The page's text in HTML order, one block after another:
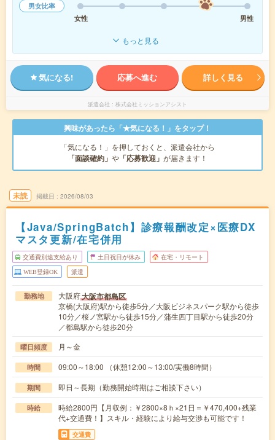
男女比率
女性
男性
もっと見る
気になる! 応募へ進む 詳しく見る
派遣会社 株式会社ミッションアシスト
興味があったら「★気になる！」をタップ！
「気になる！」を押しておくと、派遣会社から
「面談確約」 や 「応募歓迎」 が届きます！
未読 掲載日 2026/08/03
【Java/SpringBatch】診療報酬改定×医療DX
マスタ更新/在宅併用
交通費別途支給あり 土日祝日が休み 在宅・リモート
WEB登録OK 派遣
勤務地 大阪府大阪市都島区
京橋(大阪府)駅から徒歩5分／大阪ビジネスパーク駅から徒歩
10分／桜ノ宮駅から徒歩15分／蒲生四丁目駅から徒歩20分
／都島駅から徒歩20分
曜日頻度 月～金
時間 09:00～18:00 （休憩12:00～13:00/実働8時間）
期間 即日～長期（勤務開始時期はご相談下さい）
時給
時給2800円【月収例：￥2800×8ｈ×21日＝￥470,400+残業
代+交通費！】スキル・経験により給与交渉も可能です！
交通費